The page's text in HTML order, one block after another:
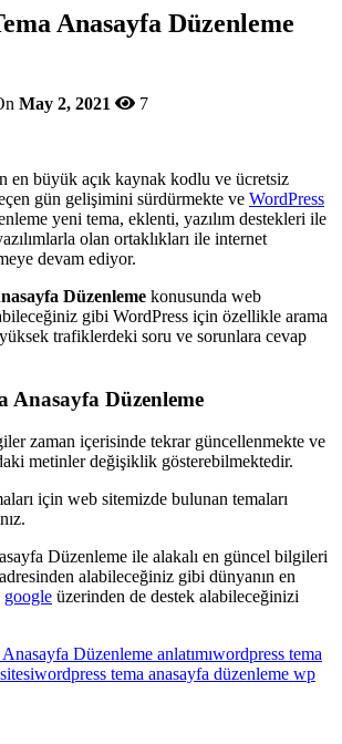
Anasayfa Düzenleme
May 2, 2021 7
en büyük açık kaynak kodlu ve ücretsiz
gün gelişimini sürdürmekte ve WordPress
yeni tema, eklenti, yazılım destekleri ile
olan ortaklıkları ile internet
devam ediyor.
Düzenleme konusunda web
gibi WordPress için özellikle arama
trafiklerdeki soru ve sorunlara cevap
Anasayfa Düzenleme
zaman içerisinde tekrar güncellenmekte ve
metinler değişiklik gösterebilmektedir.
için web sitemizde bulunan temaları
Düzenleme ile alakalı en güncel bilgileri
alabileceğiniz gibi dünyanın en
google üzerinden de destek alabileceğinizi
Düzenleme anlatımıwordpress tema
wordpress tema anasayfa düzenleme wp